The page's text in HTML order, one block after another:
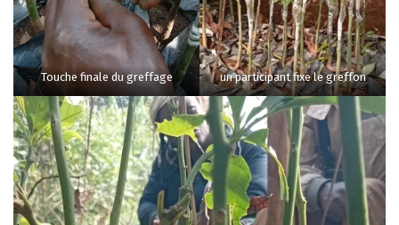
Touche finale du greffage un participant fixe le greffon